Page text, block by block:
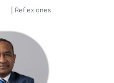
Reflexiones